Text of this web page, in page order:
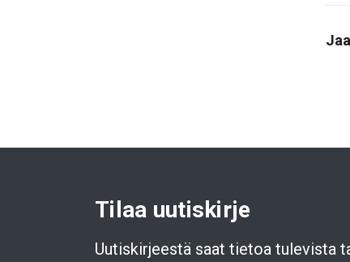
Tilaa uutiskirje
Uutiskirjeestä saat tietoa tulevista